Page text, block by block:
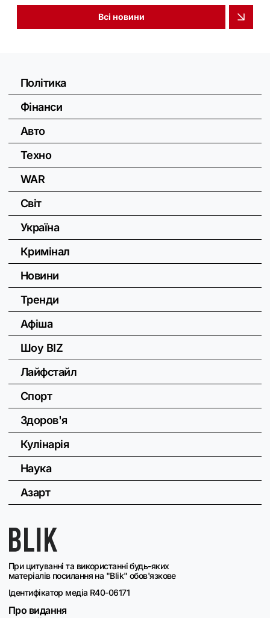
Всі новини
При цитуванні та використанні будь-яких
матеріалів посилання на "Blik" обов'язкове
Ідентифікатор медіа R40-06171
Про видання
Політика
Фінанси
Авто
Техно
WAR
Світ
Україна
Кримінал
Новини
Тренди
Афіша
Шоу BIZ
Лайфстайл
Спорт
Здоров'я
Кулінарія
Наука
Азарт